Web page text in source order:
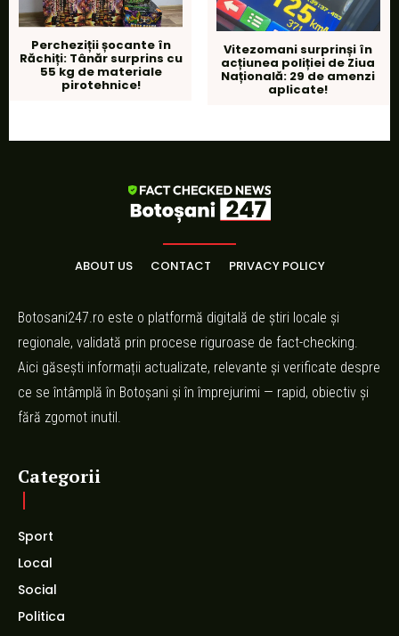
Percheziții șocante în
Răchiți: Tânăr surprins cu
55 kg de materiale
pirotehnice!
Vitezomani surprinși în
acțiunea poliției de Ziua
Națională: 29 de amenzi
aplicate!
ABOUT US CONTACT PRIVACY POLICY
Botosani247.ro este o platformă digitală de știri locale și
regionale, validată prin procese riguroase de fact-checking.
Aici găsești informații actualizate, relevante și verificate despre
ce se întâmplă în Botoșani și în împrejurimi — rapid, obiectiv și
fără zgomot inutil.
Categorii
Sport
Local
Social
Politica